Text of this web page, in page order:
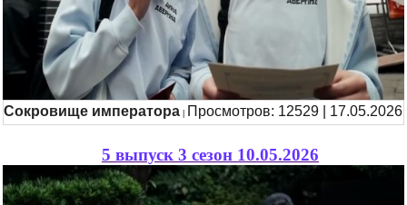
Сокровище императора Просмотров: 12529 | 17.05.2026
5 выпуск 3 сезон 10.05.2026